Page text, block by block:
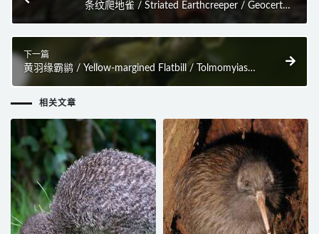
条纹爬地雀 / Striated Earthcreeper / Geocerthia
下一篇
黄羽缘霸鹟 / Yellow-margined Flatbill / Tolmomyias
flavotectus
相关文章